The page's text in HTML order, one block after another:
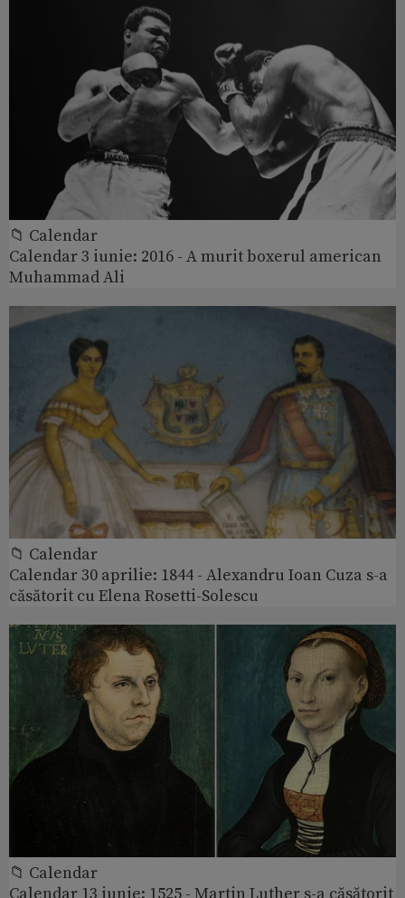
📁 Calendar
Calendar 3 iunie: 2016 - A murit boxerul american
Muhammad Ali
📁 Calendar
Calendar 30 aprilie: 1844 - Alexandru Ioan Cuza s-a
căsătorit cu Elena Rosetti-Solescu
📁 Calendar